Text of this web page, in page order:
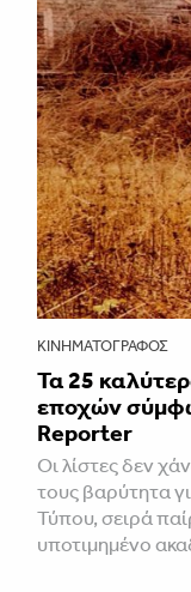
ΚΙΝΗΜΑΤΟΓΡΆΦΟΣ
Τα 25
εποχών
Reporter
Οι λίστες δεν
τους βαρύτητα
Τύπου, σειρά
υποτιμημένο